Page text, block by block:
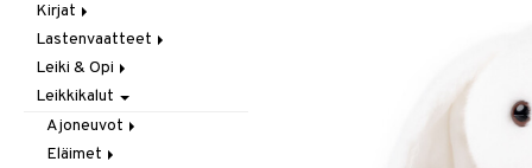
Askartelumateriaalit
Askartelusetti
Helmet
Koulutarvikkeet
Muovailuvaha
Piirrä ja maalaa
Kirjat
Askartelukirjat
Maalauskirjat
Päiväkirjat
Lastenvaatteet
Alaosat
Leggingsit
Alusvaatteet & Sukat
Kengät
Mekot
Leiki & Opi
Opetuslelut
Oppimispelit
Soittimet
Leikkikalut
Ajoneuvot
Autoradat
Eläimet